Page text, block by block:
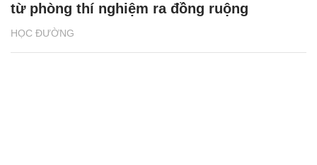
HỌC ĐƯỜNG
từ phòng thí nghiệm ra đồng ruộng